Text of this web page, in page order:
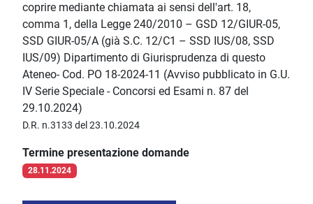
coprire mediante chiamata ai sensi dell'art. 18,
comma 1, della Legge 240/2010 – GSD 12/GIUR-05,
SSD GIUR-05/A (già S.C. 12/C1 – SSD IUS/08, SSD
IUS/09) Dipartimento di Giurisprudenza di questo
Ateneo- Cod. PO 18-2024-11 (Avviso pubblicato in G.U.
IV Serie Speciale - Concorsi ed Esami n. 87 del
29.10.2024)
D.R. n.3133 del 23.10.2024
Termine presentazione domande
28.11.2024